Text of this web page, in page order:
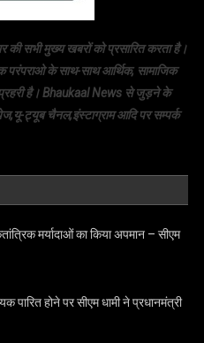
सभी मुख्य खबरों को प्रसारित करता है।
परंपराओ के साथ-साथ आर्थिक, सामाजिक
प्रहरी है। Bhaukaal News से जुड़ने के
ट्यूब चैनल,इंस्टाग्राम आदि पर सम्पर्क
मर्यादाओं का किया अपमान – सीएम
पारित होने पर सीएम धामी ने प्रधानमंत्री